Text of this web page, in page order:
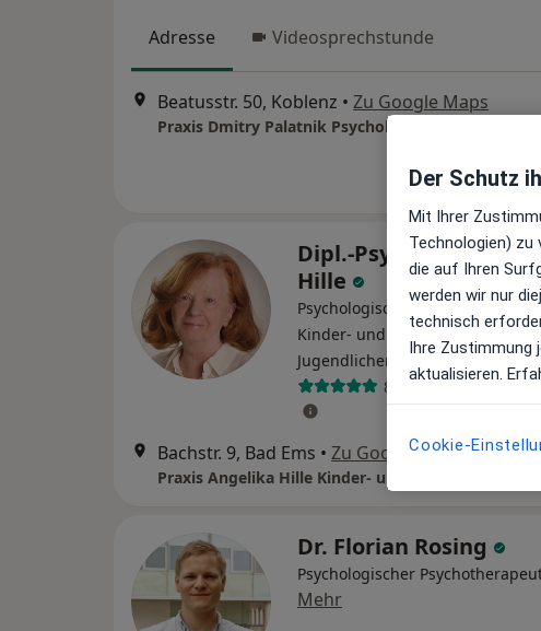
Adresse Videosprechstunde
Beatusstr. 50, Koblenz • Zu Google Maps
Praxis Dmitry Palatnik Psycholog. Psychotherapeut
Dipl.-Psych. Angelika
Hille
Psychologische
Kinder- und
Jugendlichenpsychotherapeutin
8 Bewertungen
Bachstr. 9, Bad Ems • Zu Google Maps
Dr. Florian Rosing
Psychologischer
Mehr
Der Schutz
Mit Ihrer
Technologien) zu
die auf Ihren
werden wir nur
technisch
Ihre Zustimmung
aktualisieren.
Cookie-